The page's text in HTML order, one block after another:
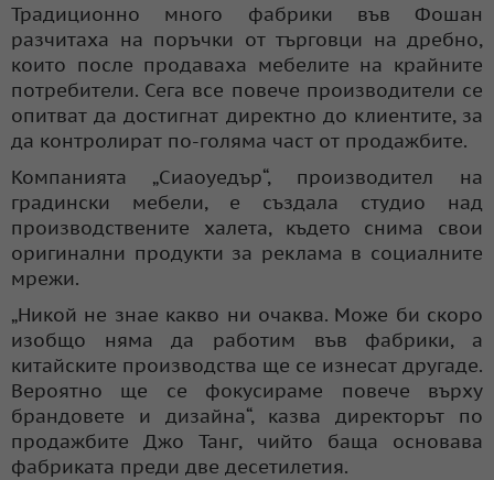
Традиционно много фабрики във Фошан
разчитаха на поръчки от търговци на дребно,
които после продаваха мебелите на крайните
потребители. Сега все повече производители се
опитват да достигнат директно до клиентите, за
да контролират по-голяма част от продажбите.
Компанията „Сиаоуедър“, производител на
градински мебели, е създала студио над
производствените халета, където снима свои
оригинални продукти за реклама в социалните
мрежи.
„Никой не знае какво ни очаква. Може би скоро
изобщо няма да работим във фабрики, а
китайските производства ще се изнесат другаде.
Вероятно ще се фокусираме повече върху
брандовете и дизайна“, казва директорът по
продажбите Джо Танг, чийто баща основава
фабриката преди две десетилетия.